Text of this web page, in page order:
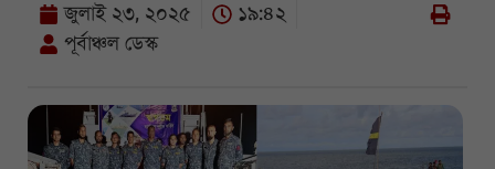
জুলাই ২৩, ২০২৫
১৯:৪২
পূর্বাঞ্চল ডেস্ক